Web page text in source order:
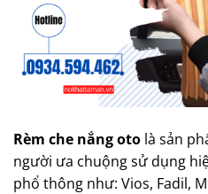
Rèm che nắng oto là sản
người ưa chuộng sử dụng
phổ thông như: Vios, Fadil,